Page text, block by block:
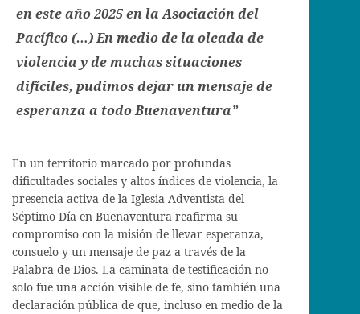
en este año 2025 en la Asociación del
Pacífico (…) En medio de la oleada de
violencia y de muchas situaciones
difíciles, pudimos dejar un mensaje de
esperanza a todo Buenaventura”
En un territorio marcado por profundas
dificultades sociales y altos índices de violencia, la
presencia activa de la Iglesia Adventista del
Séptimo Día en Buenaventura reafirma su
compromiso con la misión de llevar esperanza,
consuelo y un mensaje de paz a través de la
Palabra de Dios. La caminata de testificación no
solo fue una acción visible de fe, sino también una
declaración pública de que, incluso en medio de la